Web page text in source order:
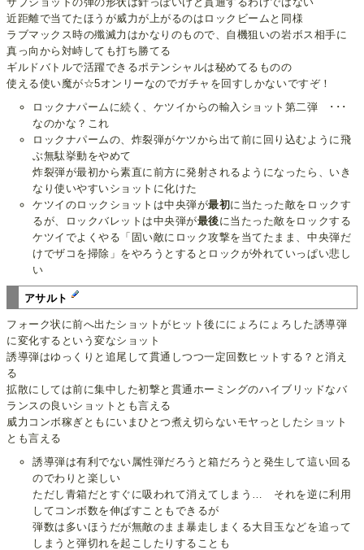
近距離で当てたほうが威力が上がるのはロックビームと同様
ラブマックス時の殲滅力はかなりのもので、自機狙いの岩ボス相手に
真っ向から対峙しても打ち勝てる
ギルドバトルで活躍できるポテンシャルは秘めてるものの
使える使い魔が☆5オンリーなのでガチャを回すしかないですぞ！
ロックナパームに続く、ケツイからの輸入ショット第二弾 ･･･
なのかな？これ
ロックナパームの、炸裂弾がケツから出て前に回り込むように飛
ぶ無駄挙動をやめて
炸裂弾が最初から素直に前方に発射されるようになったら、いき
なり使いやすいショットに化けた
ケツイのロックショットは中央弾が最初に当たった敵をロックす
るが、ロックバレットは中央弾が最後に当たった敵をロックする
ケツイでよくやる「固い敵にロック攻撃を当てたまま、中央弾だ
けでザコを掃除」をやろうとするとロックが外れていっぱい悲し
い
アサルト
フォーク状に前へ出たショットがヒット後ににょろにょろした誘導弾
に変化するという変なショット
誘導弾はゆっくりと追尾して貫通しつつ一定回数ヒットする？と消え
る
拡散にしては前に集中した初撃と貫通ホーミングのハイブリッドなバ
ランスの良いショットとも言える
威力コンボ稼ぎともにいまひとつ煮え切らないモヤっとしたショット
とも言える
誘導弾は有利でない属性弾だろうと箱だろうと発生して這い回る
のでわりと楽しい
ただし青箱だとすぐに吸われて消えてしまう… それを逆に利用
してコンボ数を伸ばすこともできるが
弾数は多いほうだが無敵のまま暴走しまくる大目玉などを追って
しまうと弾切れを起こしたりすることも